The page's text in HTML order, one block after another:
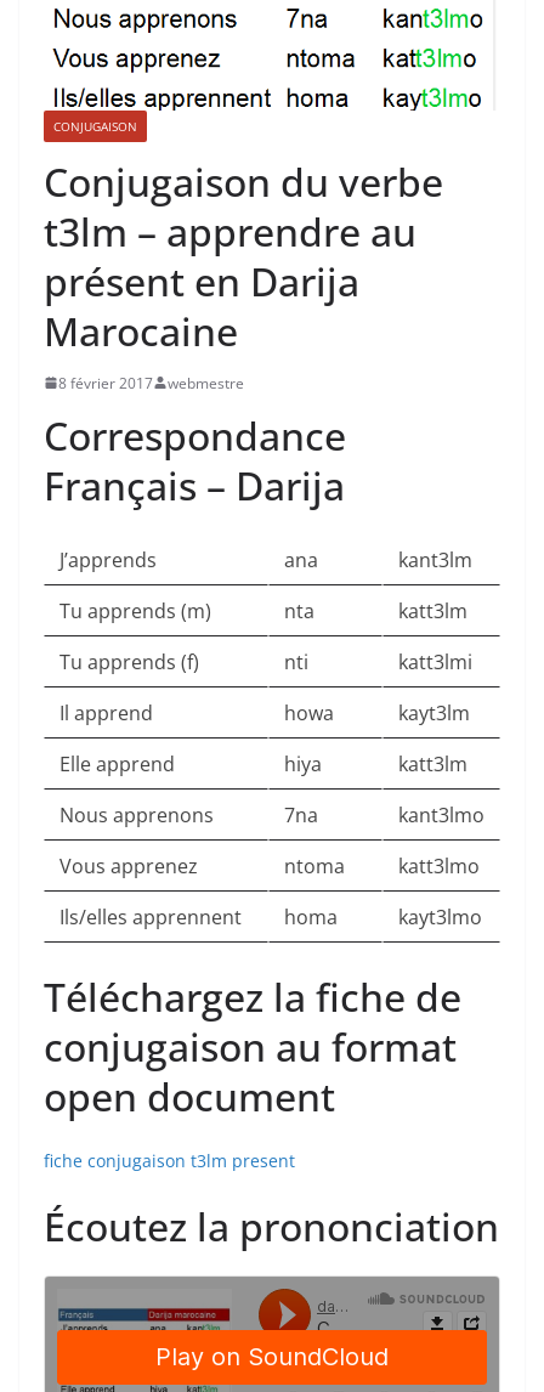
CONJUGAISON
Conjugaison du verbe
t3lm – apprendre au
présent en Darija
Marocaine
8 février 2017 webmestre
Correspondance
Français – Darija
J’apprends ana
kant3lm
Tu apprends (m)
nta
katt3lm
Tu apprends (f)
nti
katt3lmi
Il apprend
howa
kayt3lm
Elle apprend
hiya
katt3lm
Nous apprenons
7na
kant3lmo
Vous apprenez
ntoma
katt3lmo
Ils/elles apprennent
homa kayt3lmo
Téléchargez la fiche de
conjugaison au format
open document
fiche conjugaison t3lm present
Écoutez la prononciation